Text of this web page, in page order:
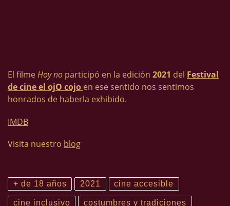
El filme Hoy no participó en la edición 2021 del Festival
de cine el ojO cojo en ese sentido nos sentimos
honrados de haberla exhibido.
IMDB
Visita nuestro blog
+ de 18 años 2021 cine accesible
cine inclusivo costumbres y tradiciones